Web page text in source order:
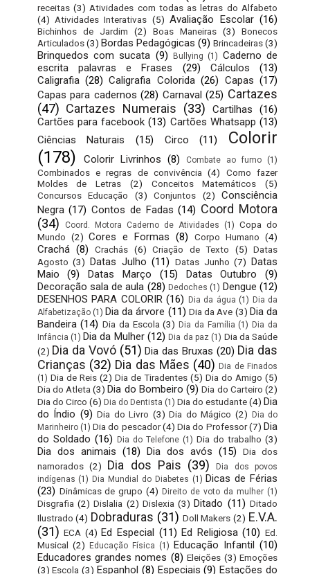
receitas (3) Atividades com todas as letras do Alfabeto
(4) Atividades Interativas (5) Avaliação Escolar (16)
Bichinhos de Jardim (2) Boas Maneiras (3)
Bonecos
Articulados (3) Bordas Pedagógicas (9) Brincadeiras(3)
Brinquedos com sucata (9) Bullying (1) Caderno de
escrita palavras e Frases
(29) Cálculos
(13)
Caligrafia (28) Caligrafia Colorida (26) Capas (17)
Capas para cadernos (28) Carnaval (25) Cartazes
(47) Cartazes Numerais (33) Cartilhas
(16)
Cartões para facebook (13) Cartões Whatsapp (13)
Ciências Naturais
(15) Circo (11)
Colorir
(178)
Colorir Livrinhos (8) Combate ao fumo (1)
Combinados e regras de convivência (4)
Como fazer
Moldes de Letras
(2) Conceitos Matemáticos
(5)
Concursos Educação
(3) Conjuntos (2)
Consciência
Negra (17) Contos de Fadas (14) Coord Motora
(34)
Coord. Motora Caderno de Atividades (1) Copa do
Mundo (2) Cores e Formas (8) Corpo Humano (4)
Crachá (8) Crachás (6) Criação de Texto (5) Datas
Agosto (3) Datas Julho (11) Datas Junho (7) Datas
Maio
(9) Datas Março (15) Datas Outubro
(9)
Decoração sala de aula (28) Dedoches (1) Dengue (12)
DESENHOS PARA COLORIR (16) Dia da água (1) Dia da
Alfabetização (1) Dia da árvore (11) Dia da Ave (3) Dia da
Bandeira (14) Dia da Escola (3) Dia da Família (1) Dia da
Infância (1) Dia da Mulher (12) Dia da paz (1) Dia da Saúde
(2) Dia da Vovó (51) Dia das Bruxas (20) Dia das
Crianças (32) Dia das Mães (40) Dia de Finados
(1) Dia de Reis (2) Dia de Tiradentes (5) Dia do Amigo (5)
Dia do Atleta (3) Dia do Bombeiro (9) Dia do Carteiro (2)
Dia do Circo (6) Dia do Dentista (1) Dia do estudante(4) Dia
do Índio (9) Dia do Livro (3) Dia do Mágico (2)
Dia do
Marinheiro (1) Dia do pescador (4) Dia do Professor (7) Dia
do Soldado (16) Dia do Telefone (1) Dia do trabalho (3)
Dia dos animais (18) Dia dos avós (15)
Dia dos
namorados (2) Dia dos Pais (39)
Dia dos povos
indígenas (1) Dia Mundial do Diabetes (1) Dicas de Férias
(23) Dinâmicas de grupo (4) Direito de voto da mulher (1)
Disgrafia (2) Dislalia (2) Dislexia (3) Ditado (11) Ditado
Ilustrado (4) Dobraduras (31) Doll Makers (2) E.V.A.
(31) ECA (4) Ed Especial (11) Ed Religiosa (10) Ed.
Musical (2) Educação Física (1) Educação Infantil (10)
Educadores grandes nomes (8) Eleições (3) Emoções
(3) Escola (3) Espanhol (8) Especiais (9) Estações do